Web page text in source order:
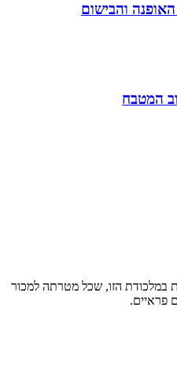
והבישום
המטבח
במלכודת הזו, שכל מטרתה למכור
פראיים.